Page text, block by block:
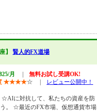
】 賢人的FX道場
月
無料お試し受講OK!
★★★★☆ レビュー公開中！
に対抗して、私たちの資産を防
。 ☆最近のFX市場、仮想通貨市場